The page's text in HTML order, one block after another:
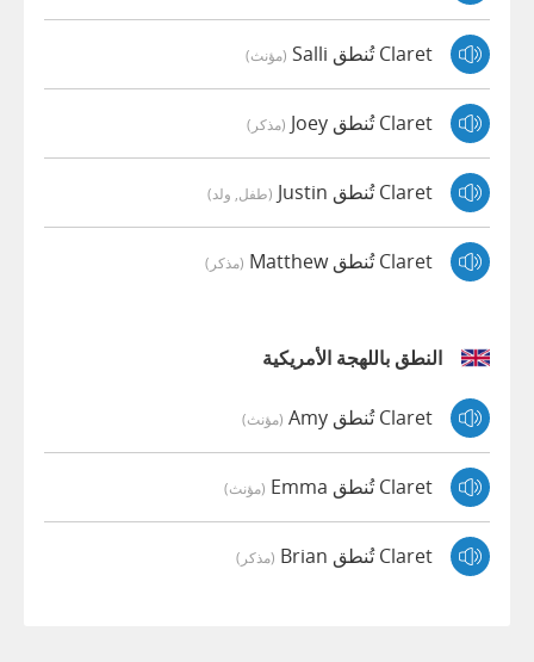
Claret تُنطق Salli (مؤنث)
Claret تُنطق Joey (مذكر)
Claret تُنطق Justin (طفل, ولد)
Claret تُنطق Matthew (مذكر)
النطق باللهجة الأمريكية
Claret تُنطق Amy (مؤنث)
Claret تُنطق Emma (مؤنث)
Claret تُنطق Brian (مذكر)